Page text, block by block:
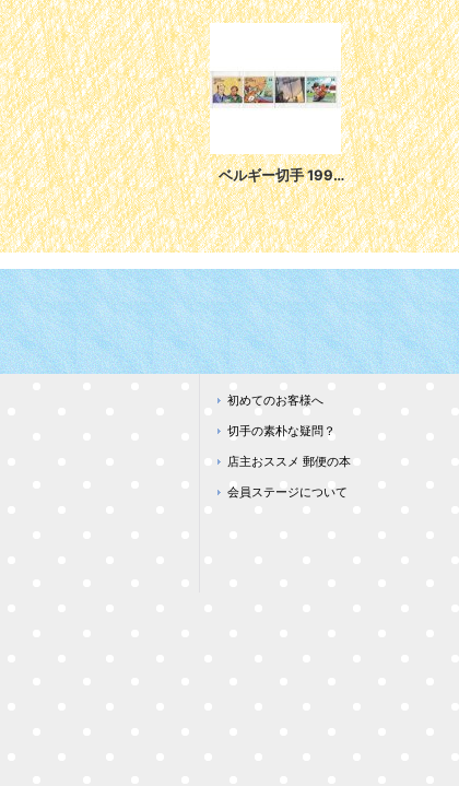
ベルギー切手 1991年 青少年郵趣 アニメ 4種
初めてのお客様へ
切手の素朴な疑問？
店主おススメ 郵便の本
会員ステージについて